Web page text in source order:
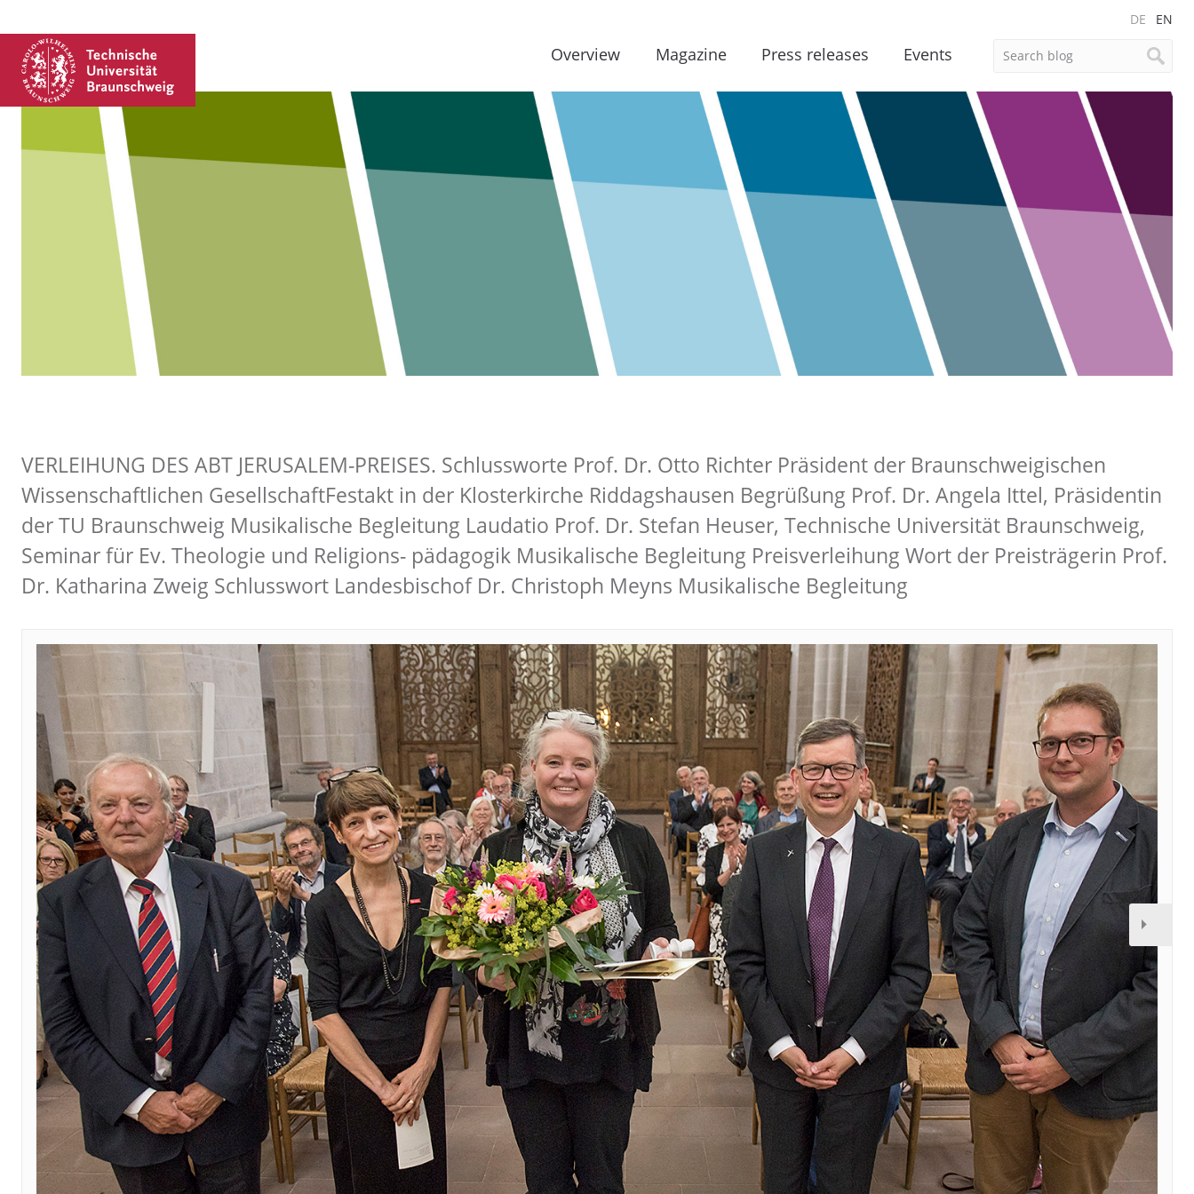
DE EN
Overview Magazine Press releases Events
VERLEIHUNG DES ABT JERUSALEM-PREISES. Schlussworte Prof. Dr. Otto Richter Präsident der Braunschweigischen
Wissenschaftlichen GesellschaftFestakt in der Klosterkirche Riddagshausen Begrüßung Prof. Dr. Angela Ittel, Präsidentin
der TU Braunschweig Musikalische Begleitung Laudatio Prof. Dr. Stefan Heuser, Technische Universität Braunschweig,
Seminar für Ev. Theologie und Religions- pädagogik Musikalische Begleitung Preisverleihung Wort der Preisträgerin Prof.
Dr. Katharina Zweig Schlusswort Landesbischof Dr. Christoph Meyns Musikalische Begleitung